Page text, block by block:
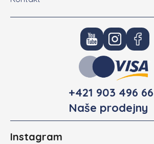
+421 903 496
Naše prodejny
Instagram